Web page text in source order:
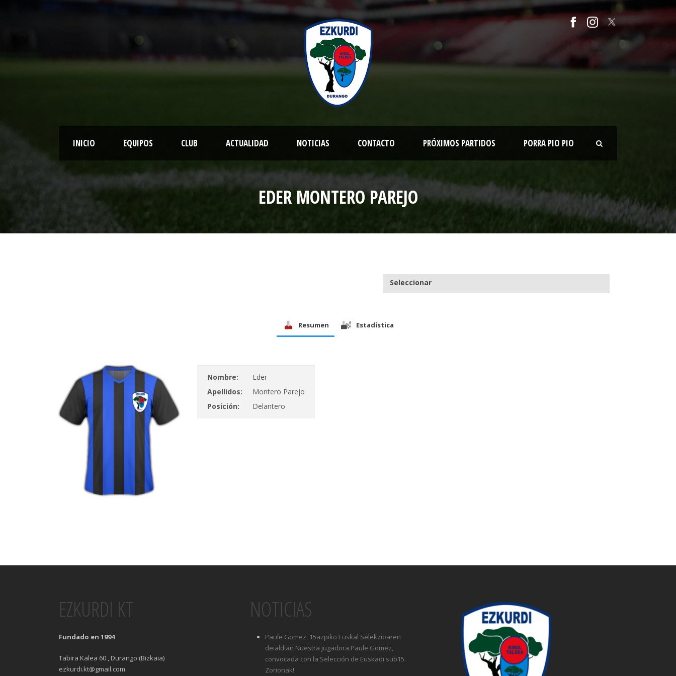
INICIO EQUIPOS CLUB ACTUALIDAD NOTICIAS CONTACTO PRÓXIMOS PARTIDOS PORRA PIO PIO
EDER MONTERO PAREJO
Seleccionar
Resumen Estadística
Nombre:
Eder
Apellidos:
Montero Parejo
Posición:
Delantero
EZKURDI KT
Fundado en 1994
Tabira Kalea 60 , Durango (Bizkaia)
ezkurdi.kt@gmail.com
NOTICIAS
Paule Gomez, 15azpiko Euskal Selekzioaren
deialdian Nuestra jugadora Paule Gomez,
convocada con la Selección de Euskadi sub15.
Zorionak!